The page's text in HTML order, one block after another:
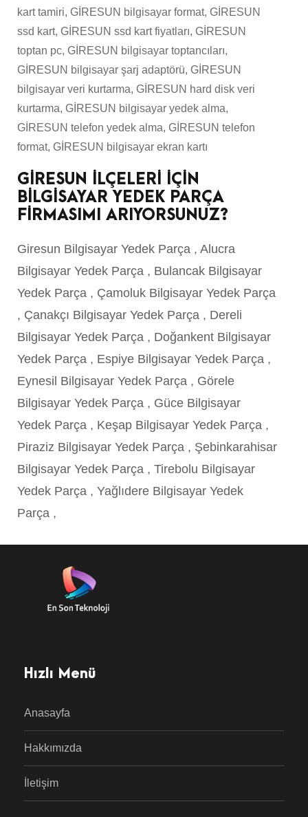
kart tamiri, GİRESUN bilgisayar format, GİRESUN
ssd kart, GİRESUN ssd kart fiyatları, GİRESUN
toptan pc, GİRESUN bilgisayar toptancıları,
GİRESUN bilgisayar şarj adaptörü, GİRESUN
bilgisayar veri kurtarma, GİRESUN hard disk veri
kurtarma, GİRESUN bilgisayar yedek alma,
GİRESUN telefon yedek alma, GİRESUN telefon
format, GİRESUN bilgisayar ekran kartı
GİRESUN İLÇELERİ İÇİN
BİLGİSAYAR YEDEK PARÇA
FİRMASIMI ARIYORSUNUZ?
Giresun Bilgisayar Yedek Parça , Alucra
Bilgisayar Yedek Parça , Bulancak Bilgisayar
Yedek Parça , Çamoluk Bilgisayar Yedek Parça
, Çanakçı Bilgisayar Yedek Parça , Dereli
Bilgisayar Yedek Parça , Doğankent Bilgisayar
Yedek Parça , Espiye Bilgisayar Yedek Parça ,
Eynesil Bilgisayar Yedek Parça , Görele
Bilgisayar Yedek Parça , Güce Bilgisayar
Yedek Parça , Keşap Bilgisayar Yedek Parça ,
Piraziz Bilgisayar Yedek Parça , Şebinkarahisar
Bilgisayar Yedek Parça , Tirebolu Bilgisayar
Yedek Parça , Yağlıdere Bilgisayar Yedek
Parça ,
Hızlı Menü
Anasayfa
Hakkımızda
İletişim